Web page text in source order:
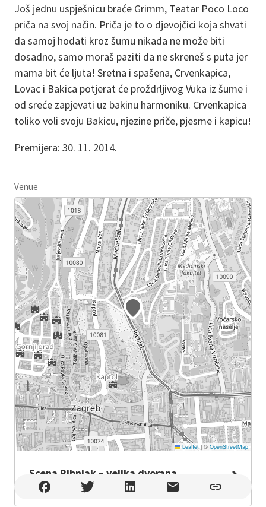
Još jednu uspješnicu braće Grimm, Teatar Poco Loco
priča na svoj način. Priča je to o djevojčici koja shvati
da samoj hodati kroz šumu nikada ne može biti
dosadno, samo moraš paziti da ne skreneš s puta jer
mama bit će ljuta! Sretna i spašena, Crvenkapica,
Lovac i Bakica potjerat će proždrljivog Vuka iz šume i
od sreće zapjevati uz bakinu harmoniku. Crvenkapica
toliko voli svoju Bakicu, njezine priče, pjesme i kapicu!
Premijera: 30. 11. 2014.
Venue
Leaflet |© OpenStreetMap
Scena Ribnjak – velika dvorana
Scena Ribnjak – velika dvorana , Zagreb